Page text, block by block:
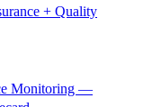
+ Quality
Monitoring —